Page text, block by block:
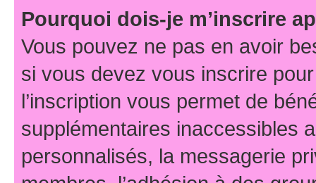
Pourquoi dois-je m’inscrire
Vous pouvez ne pas en avoir
si vous devez vous inscrire
l’inscription vous permet de
supplémentaires inaccessibles
personnalisés, la messagerie